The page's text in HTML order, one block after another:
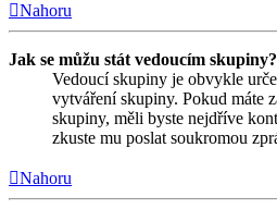
Nahoru
Jak se můžu stát vedoucím skupiny?
Vedoucí skupiny je obvykle
vytváření skupiny. Pokud máte
skupiny, měli byste nejdříve
zkuste mu poslat soukromou
Nahoru